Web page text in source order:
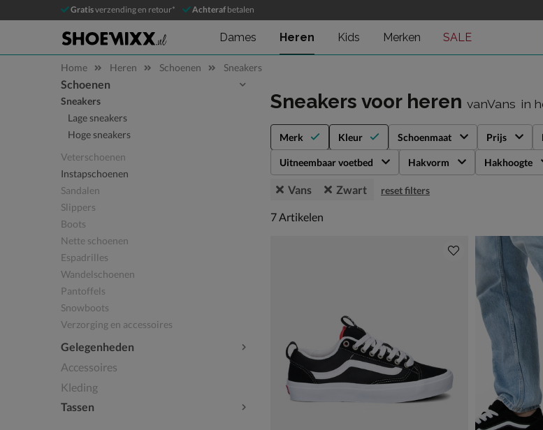
Gratisverzending en retour* Achteraf betalen
Dames Heren Kids Merken SALE
Home Heren Schoenen Sneakers
Sla categorieën over
Schoenen
Sneakers
Lage sneakers
Hoge sneakers
Veterschoenen
Instapschoenen
Sandalen
Slippers
Boots
Nette schoenen
Espadrilles
Wandelschoenen
Pantoffels
Snowboots
Verzorging en accessoires
Gelegenheden
Accessoires
Kleding
Tassen
Sneakers voor heren vanVans in
Merk Kleur Schoenmaat Prijs
Uitneembaar voetbed Hakvorm Hakhoogte
Vans Zwart reset filters
7 artikelen
7Artikelen